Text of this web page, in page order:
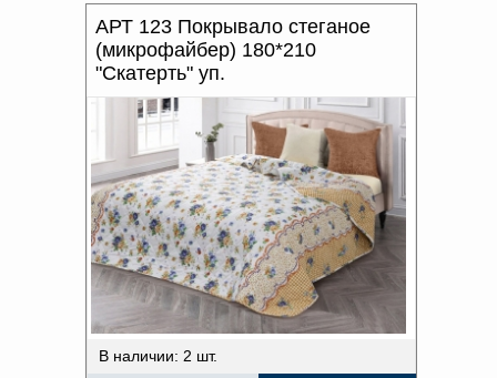
АРТ 123 Покрывало стеганое
(микрофайбер) 180*210
"Скатерть" уп.
В наличии: 2 шт.